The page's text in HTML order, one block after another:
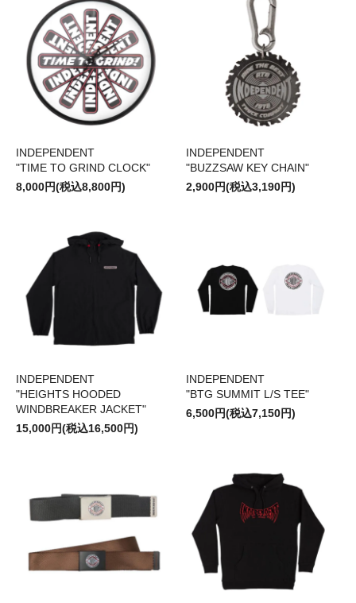
INDEPENDENT
"TIME TO GRIND CLOCK"
8,000円(税込8,800円)
INDEPENDENT
"BUZZSAW KEY CHAIN"
2,900円(税込3,190円)
INDEPENDENT
"HEIGHTS HOODED
WINDBREAKER JACKET"
15,000円(税込16,500円)
INDEPENDENT
"BTG SUMMIT L/S TEE"
6,500円(税込7,150円)